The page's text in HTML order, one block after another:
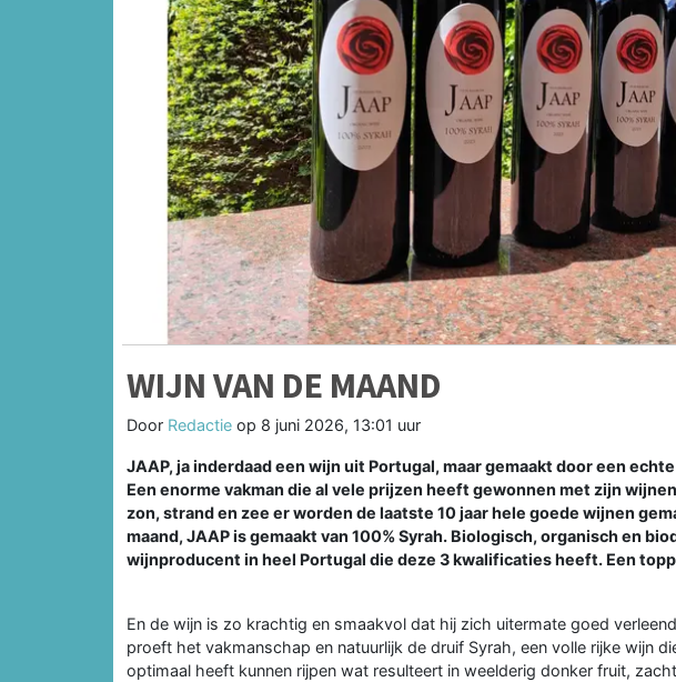
WIJN VAN DE MAAND
Door Redactie op 8 juni 2026, 13:01 uur
JAAP, ja inderdaad een wijn uit Portugal, maar gemaakt door een
Een enorme vakman die al vele prijzen heeft gewonnen met zijn
zon, strand en zee er worden de laatste 10 jaar hele goede wijnen
maand, JAAP is gemaakt van 100% Syrah. Biologisch, organisch en
wijnproducent in heel Portugal die deze 3 kwalificaties heeft. Een
En de wijn is zo krachtig en smaakvol dat hij zich uitermate goed
proeft het vakmanschap en natuurlijk de druif Syrah, een volle rijke wijn
optimaal heeft kunnen rijpen wat resulteert in weelderig donker fruit,